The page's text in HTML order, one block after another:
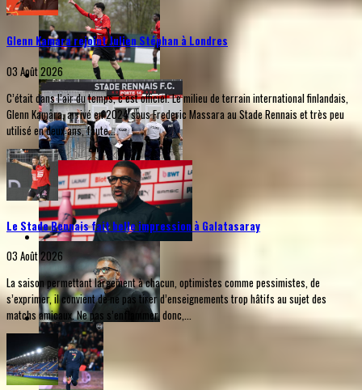
Glenn Kamara rejoint Julien Stéphan à Londres
03 Août 2026
C’était dans l’air du temps, c’est officiel. Le milieu de terrain international finlandais,
Glenn Kamara, arrivé en 2024 sous Frederic Massara au Stade Rennais et très peu
utilisé en deux ans, faute...
Le Stade Rennais fait belle impression à Galatasaray
03 Août 2026
La saison permettant largement à chacun, optimistes comme pessimistes, de
s’exprimer, il convient de ne pas tirer d’enseignements trop hâtifs au sujet des
matchs amicaux. Ne pas s’enflammer, donc,...